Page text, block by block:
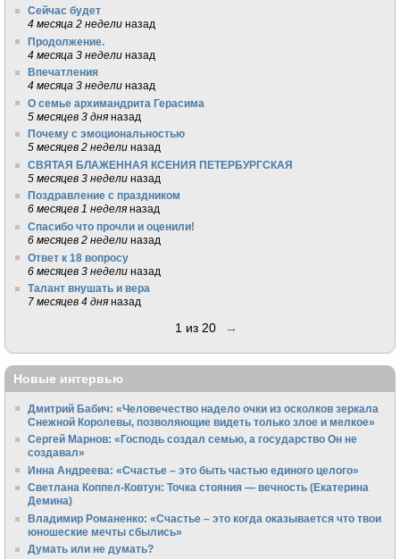
Сейчас будет
4 месяца 2 недели назад
Продолжение.
4 месяца 3 недели назад
Впечатления
4 месяца 3 недели назад
О семье архимандрита Герасима
5 месяцев 3 дня назад
Почему с эмоциональностью
5 месяцев 2 недели назад
СВЯТАЯ БЛАЖЕННАЯ КСЕНИЯ ПЕТЕРБУРГСКАЯ
5 месяцев 3 недели назад
Поздравление с праздником
6 месяцев 1 неделя назад
Спасибо что прочли и оценили!
6 месяцев 2 недели назад
Ответ к 18 вопросу
6 месяцев 3 недели назад
Талант внушать и вера
7 месяцев 4 дня назад
1 из 20 →
Новые интервью
Дмитрий Бабич: «Человечество надело очки из осколков зеркала
Снежной Королевы, позволяющие видеть только злое и мелкое»
Сергей Марнов: «Господь создал семью, а государство Он не
создавал»
Инна Андреева: «Счастье – это быть частью единого целого»
Светлана Коппел-Ковтун: Точка стояния — вечность (Екатерина
Демина)
Владимир Романенко: «Счастье – это когда оказывается что твои
юношеские мечты сбылись»
Думать или не думать?